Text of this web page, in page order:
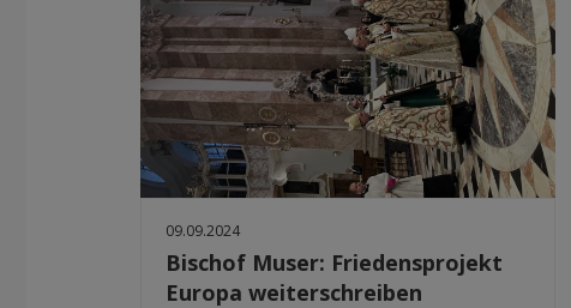
09.09.2024
Bischof Muser: Friedensprojekt
Europa weiterschreiben